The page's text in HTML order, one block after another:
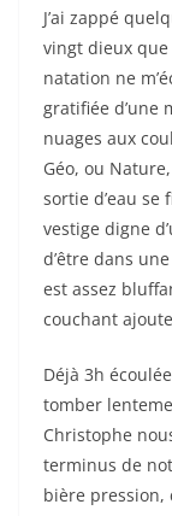
J’ai zappé
vingt dieux
natation ne
gratifiée d’une
nuages aux
Géo, ou
sortie d’eau
vestige digne
d’être dans
est assez
couchant
Déjà 3h
tomber
Christophe
terminus de
bière pression,